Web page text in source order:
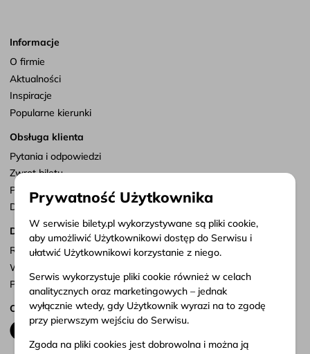
Informacje
O firmie
Aktualności
Inspiracje
Popularne kierunki
Obsługa klienta
Pytania i odpowiedzi
Zwrot biletu
Punkty sprzedaży
Dostosuj zgody
Dokumenty
Regulamin serwisu
Warunki przewozu
Polityka prywatności
Obserwuj nas
Prywatność Użytkownika
W serwisie bilety.pl wykorzystywane są pliki cookie,
aby umożliwić Użytkownikowi dostęp do Serwisu i
ułatwić Użytkownikowi korzystanie z niego.
Serwis wykorzystuje pliki cookie również w celach
analitycznych oraz marketingowych – jednak
wyłącznie wtedy, gdy Użytkownik wyrazi na to zgodę
przy pierwszym wejściu do Serwisu.
Zgoda na pliki cookies jest dobrowolna i można ją